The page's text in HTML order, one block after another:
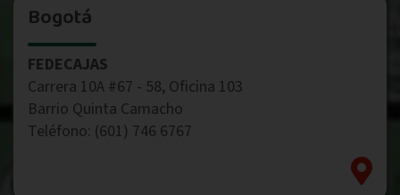
Bogotá
FEDECAJAS
Carrera 10A #67 - 58, Oficina 103
Barrio Quinta Camacho
Teléfono: (601) 746 6767